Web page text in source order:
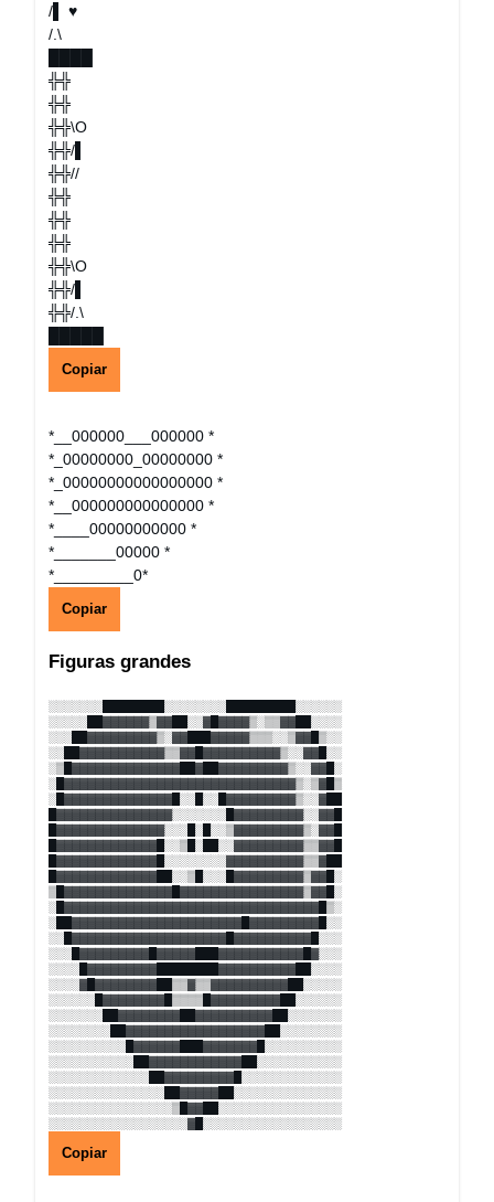
/▌ ♥
/.\
╬╬
╬╬
╬╬\O
╬╬/▌
╬╬//
╬╬
╬╬
╬╬
╬╬\O
╬╬/▌
╬╬/.\
Copiar
*__000000___000000 *
*_00000000_00000000 *
*_00000000000000000 *
*__000000000000000 *
*____00000000000 *
*_______00000 *
*_________0*
Copiar
Figuras grandes
░░░░░░░████████░░░░░░░░█████████░░░░░░
░░░░░██▓▓▓▓▓▓▒▓▓██░░▓█▓▓▓▓▒░▒▒▓▓██░░░░
░░░██▓▓▓▓▓▓▓▓▓▒░▓▓███▓▓▓▓▓▒▒▒░░▒▓▓█▒░░
░░██▓▓▓▓▓▓▓▓▓▓▓▒▒▓▓█▓▓▓▓▓▓▓▓▓▓▒░░▓▓█░░
░▒█▓▓▓▓▓▓▓▓▓▓▓▓▓▓██▓██▓▓▓▓▓▓▓▓▓▒░░▓▓█░
░█▓▓▓▓▓▓▓▓▓▓▓▓▓▓▓▓▓▓▓▓▓▓▓▓▓▓▓▓▓▓▒░▒▓█▒
░█▓▓▓▓▓▓▓▓▓▓▓▓▓▓█░░█░░█▓▓▓▓▓▓▓▓▓▒░░▓██
█▓▓▓▓▓▓▓▓▓▓▓▓▓▓▓░░░░░░░█▓▓▓▓▓▓▓▓▓░░▓▓█
█▓▓▓▓▓▓▓▓▓▓▓▓▓▓░░░█░█░░▒▓▓▓▓▓▓▓▓▓▒░▓▓█
█▓▓▓▓▓▓▓▓▓▓▓▓▓█░░▒█░██░░▓▓▓▓▓▓▓▓▓▒▒▓▓█
█▓▓▓▓▓▓▓▓▓▓▓▓▓█░░░░░░░░▓▓▓▓▓▓▓▓▓▓▒▒▓██
█▓▓▓▓▓▓▓▓▓▓▓▓▓██░░▒█░░░█▓▓▓▓▓▓▓▓▓▒▓▓█░
▒█▓▓▓▓▓▓▓▓▓▓▓▓▓▓█▓▓▓▓▓▓▓▓▓▓▓▓▓▓▓▓▒▓▓█░
░█▓▓▓▓▓▓▓▓▓▓▓▓▓▓▓▓▓▓▓▓▓▓▓▓▓▓▓▓▓▓▓▓▓█▒░
░██▓▓▓▓▓▓▓▓▓▓▓▓▓▓▓▓▓▓▓▓▓▓█▓▓▓▓▓▓▓▓▓█░░
░░█▓▓▓▓▓▓▓▓▓▓▓▓▓▓▓▓▓▓▓▓█▓▓▓▓▓▓▓▓▓▓█░░░
░░░█▓▓▓▓▓▓▓▓▓█▓▓▓▓▓███▓▓▓▓▓▓▓▓▓▓▓█▓░░░
░░░░█▓▓▓▓▓▓▓▓▓████████▓▓▓▓▓▓▓▓▓▓██░░░░
░░░░▓█▓▓▓▓▓▓▓▓██▒▒▓▒▒▓▓▓▓▓▓▓▓▓▓██░░░░░
░░░░░░█▓▓▓▓▓▓▓▓█▒▒▒▒█▓▓▓▓▓▓▓▓▓██░░░░░░
░░░░░░░██▓▓▓▓▓▓▓▓██▓▓▓▓▓▓▓▓▓▓██░░░░░░░
░░░░░░░░██▓▓▓▓▓▓▓▓▓▓▓▓▓▓▓▓▓▓██░░░░░░░░
░░░░░░░░░░█▓▓▓▓▓▓███▓▓▓▓▓▓▓█░░░░░░░░░░
░░░░░░░░░░░██▓▓▓▓▓▓▓▓▓▓▓▓██░░░░░░░░░░░
░░░░░░░░░░░░░██▓▓▓▓▓▓▓▓▓█░░░░░░░░░░░░░
░░░░░░░░░░░░░░░██▓▓▓▓▓██░░░░░░░░░░░░░░
░░░░░░░░░░░░░░░░▒█▓▓██░░░░░░░░░░░░░░░░
░░░░░░░░░░░░░░░░░░▓█░░░░░░░░░░░░░░░░░░
Copiar